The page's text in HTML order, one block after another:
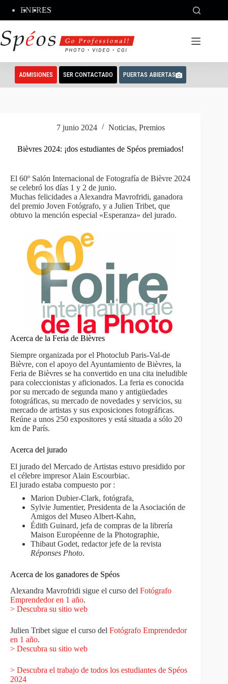
contenido
ENFRES
ADMISIONES SER CONTACTADO PUERTAS ABIERTAS
7 junio 2024 Noticias, Premios
Bièvres 2024: ¡dos estudiantes de Spéos premiados!
El 60º Salón Internacional de Fotografía de Bièvre 2024
se celebró los días 1 y 2 de junio.
Muchas felicidades a Alexandra Mavrofridi, ganadora
del premio Joven Fotógrafo, y a Julien Tribet, que
obtuvo la mención especial «Esperanza» del jurado.
Acerca de la Feria de Bièvres
Siempre organizada por el Photoclub Paris-Val-de
Bièvre, con el apoyo del Ayuntamiento de Bièvres, la
Feria de Bièvres se ha convertido en una cita ineludible
para coleccionistas y aficionados. La feria es conocida
por su mercado de segunda mano y antigüedades
fotográficas, su mercado de novedades y servicios, su
mercado de artistas y sus exposiciones fotográficas.
Reúne a unos 250 expositores y está situada a sólo 20
km de París.
Acerca del jurado
El jurado del Mercado de Artistas estuvo presidido por
el célebre impresor Alain Escourbiac.
El jurado estaba compuesto por :
Marion Dubier-Clark, fotógrafa,
Sylvie Jumentier, Presidenta de la Asociación de
Amigos del Museo Albert-Kahn,
Édith Guinard, jefa de compras de la librería
Maison Européenne de la Photographie,
Thibaut Godet, redactor jefe de la revista
Réponses Photo.
Acerca de los ganadores de Spéos
Alexandra Mavrofridi sigue el curso del Fotógrafo
Emprendedor en 1 año.
> Descubra su sitio web
Julien Tribet sigue el curso del Fotógrafo Emprendedor
en 1 año.
> Descubra su sitio web
> Descubra el trabajo de todos los estudiantes de Spéos
2024